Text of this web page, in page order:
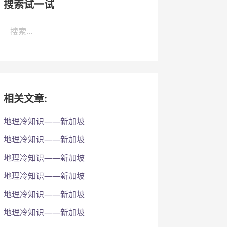
搜索试一试
索
相关文章:
地理冷知识——新加坡
地理冷知识——新加坡
地理冷知识——新加坡
地理冷知识——新加坡
地理冷知识——新加坡
地理冷知识——新加坡